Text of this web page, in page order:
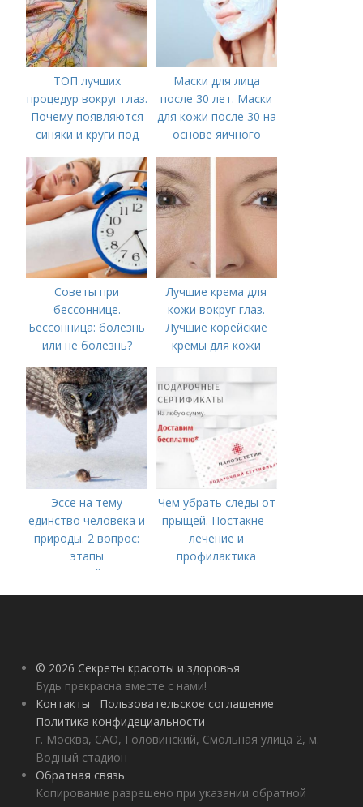
ТОП лучших
процедур вокруг глаз.
Почему появляются
синяки и круги под
Маски для лица
после 30 лет. Маски
для кожи после 30 на
основе яичного
белка
Советы при
бессоннице.
Бессонница: болезнь
или не болезнь?
Лучшие крема для
кожи вокруг глаз.
Лучшие корейские
кремы для кожи
году
Эссе на тему
единство человека и
природы. 2 вопрос:
этапы
взаимодействия
природного и
Чем убрать следы от
прыщей. Постакне -
лечение и
профилактика
© 2026 Секреты красоты и здоровья
Будь прекрасна вместе с нами!
Контакты
Пользовательское соглашение
Политика конфидециальности
г. Москва, САО, Головинский, Смольная улица 2, м.
Водный стадион
Обратная связь
Копирование разрешено при указании обратной